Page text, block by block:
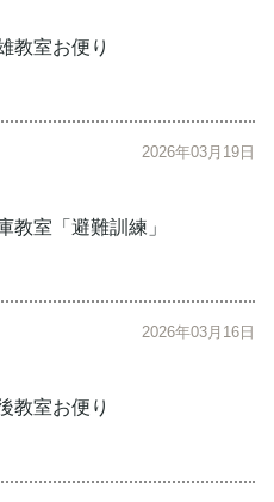
教室お便り
教室「避難訓練」
2026年03月19日
教室お便り
2026年03月16日